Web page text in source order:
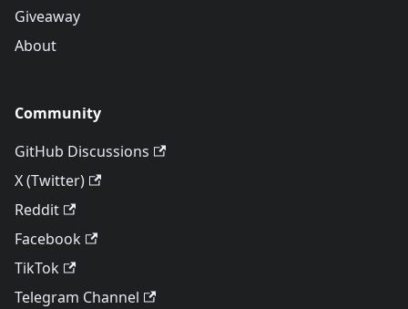
Giveaway
About
Community
GitHub Discussions
X (Twitter)
Reddit
Facebook
TikTok
Telegram Channel